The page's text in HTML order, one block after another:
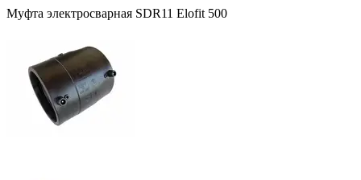
Муфта электросварная SDR11 Elofit 500